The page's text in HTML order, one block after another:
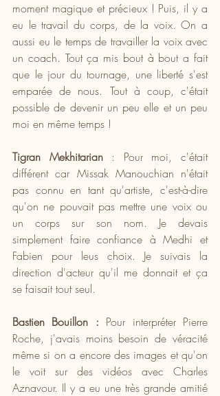
moment magique et précieux ! Puis, il y a
eu le travail du corps, de la voix. On a
aussi eu le temps de travailler la voix avec
un coach. Tout ça mis bout à bout a fait
que le jour du tournage, une liberté s'est
emparée de nous. Tout à coup, c'était
possible de devenir un peu elle et un peu
moi en même temps !
Tigran Mekhitarian : Pour moi, c'était
différent car Missak Manouchian n'était
pas connu en tant qu'artiste, c'est-à-dire
qu'on ne pouvait pas mettre une voix ou
un corps sur son nom. Je devais
simplement faire confiance à Medhi et
Fabien pour leus choix. Je suivais la
direction d'acteur qu'il me donnait et ça
se faisait tout seul.
Bastien Bouillon : Pour interpréter Pierre
Roche, j'avais moins besoin de véracité
même si on a encore des images et qu'on
le voit sur des vidéos avec Charles
Aznavour. Il y a eu une très grande amitié